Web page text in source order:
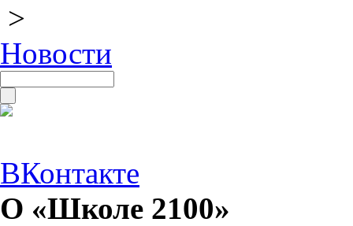
>
Новости
ВКонтакте
О «Школе 2100»